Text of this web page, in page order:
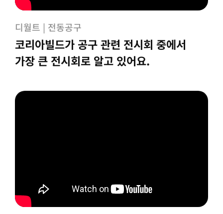
디월트 | 전동공구
코리아빌드가 공구 관련 전시회 중에서
가장 큰 전시회로 알고 있어요.